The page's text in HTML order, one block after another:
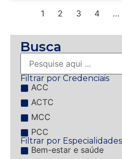
1 2 3 4 …
Busca
Filtrar por Credenciais
ACC
ACTC
MCC
PCC
Filtrar por Especialidades
Bem-estar e saúde